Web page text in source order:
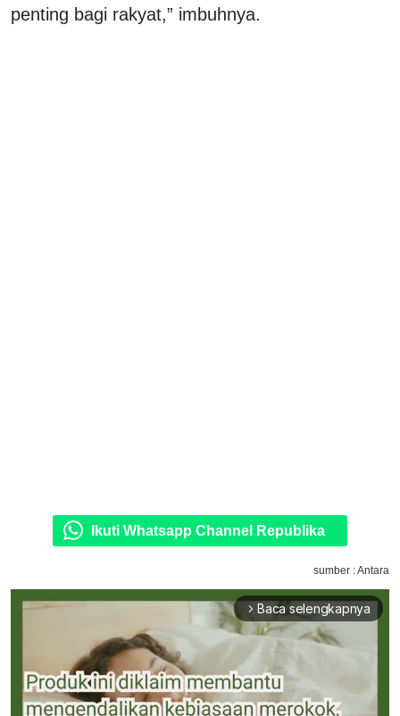
penting bagi rakyat,” imbuhnya.
Ikuti Whatsapp Channel Republika
sumber : Antara
arrow_forward_ios Baca selengkapnya